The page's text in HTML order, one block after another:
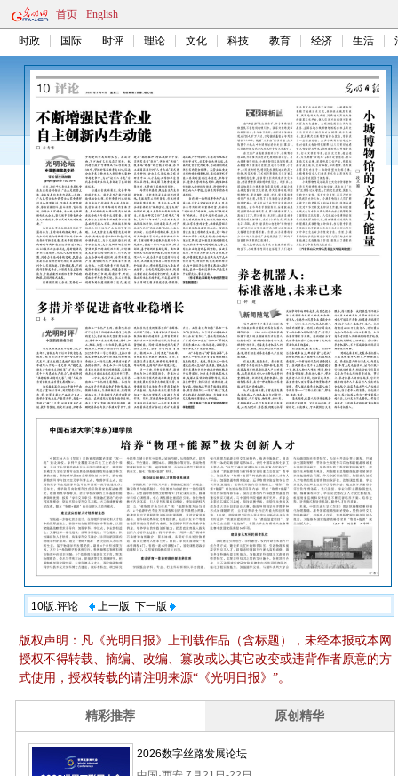
首页 English
时政 国际 时评 理论 文化 科技 教育 经济 生活
10版:评论 上一版 下一版
版权声明：凡《光明日报》上刊载作品（含标题），未经本报或本网
授权不得转载、摘编、改编、篡改或以其它改变或违背作者原意的方
式使用，授权转载的请注明来源“《光明日报》”。